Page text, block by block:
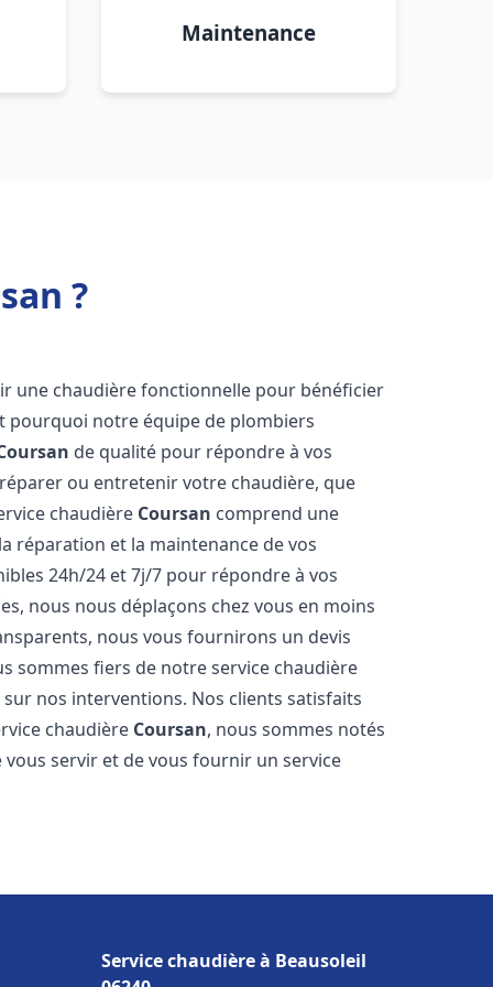
Maintenance
?
une chaudière fonctionnelle pour bénéficier
pourquoi notre équipe de plombiers
de qualité pour répondre à vos
ou entretenir votre chaudière, que
chaudière Coursan comprend une
réparation et la maintenance de vos
24h/24 et 7j/7 pour répondre à vos
nous nous déplaçons chez vous en moins
nous vous fournirons un devis
sommes fiers de notre service chaudière
nos interventions. Nos clients satisfaits
chaudière Coursan, nous sommes notés
servir et de vous fournir un service
Service chaudière à Beausoleil